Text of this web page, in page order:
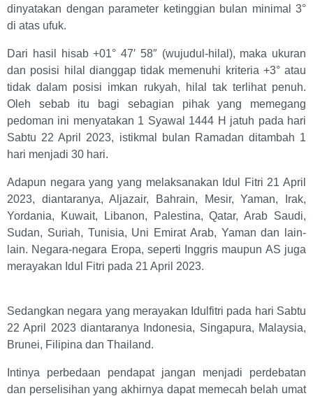
dinyatakan dengan parameter ketinggian bulan minimal 3°
di atas ufuk.
Dari hasil hisab +01° 47′ 58″ (wujudul-hilal), maka ukuran
dan posisi hilal dianggap tidak memenuhi kriteria +3° atau
tidak dalam posisi imkan rukyah, hilal tak terlihat penuh.
Oleh sebab itu bagi sebagian pihak yang memegang
pedoman ini menyatakan 1 Syawal 1444 H jatuh pada hari
Sabtu 22 April 2023, istikmal bulan Ramadan ditambah 1
hari menjadi 30 hari.
Adapun negara yang yang melaksanakan Idul Fitri 21 April
2023, diantaranya, Aljazair, Bahrain, Mesir, Yaman, Irak,
Yordania, Kuwait, Libanon, Palestina, Qatar, Arab Saudi,
Sudan, Suriah, Tunisia, Uni Emirat Arab, Yaman dan lain-
lain. Negara-negara Eropa, seperti Inggris maupun AS juga
merayakan Idul Fitri pada 21 April 2023.
Sedangkan negara yang merayakan Idulfitri pada hari Sabtu
22 April 2023 diantaranya Indonesia, Singapura, Malaysia,
Brunei, Filipina dan Thailand.
Intinya perbedaan pendapat jangan menjadi perdebatan
dan perselisihan yang akhirnya dapat memecah belah umat